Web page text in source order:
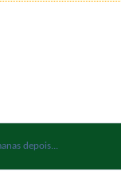
depois...